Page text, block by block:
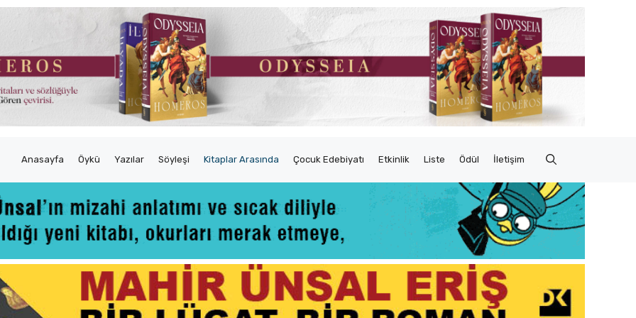
Anasayfa Öykü Yazılar Söyleşi Kitaplar Arasında Çocuk Edebiyatı Etkinlik Liste Ödül İletişim